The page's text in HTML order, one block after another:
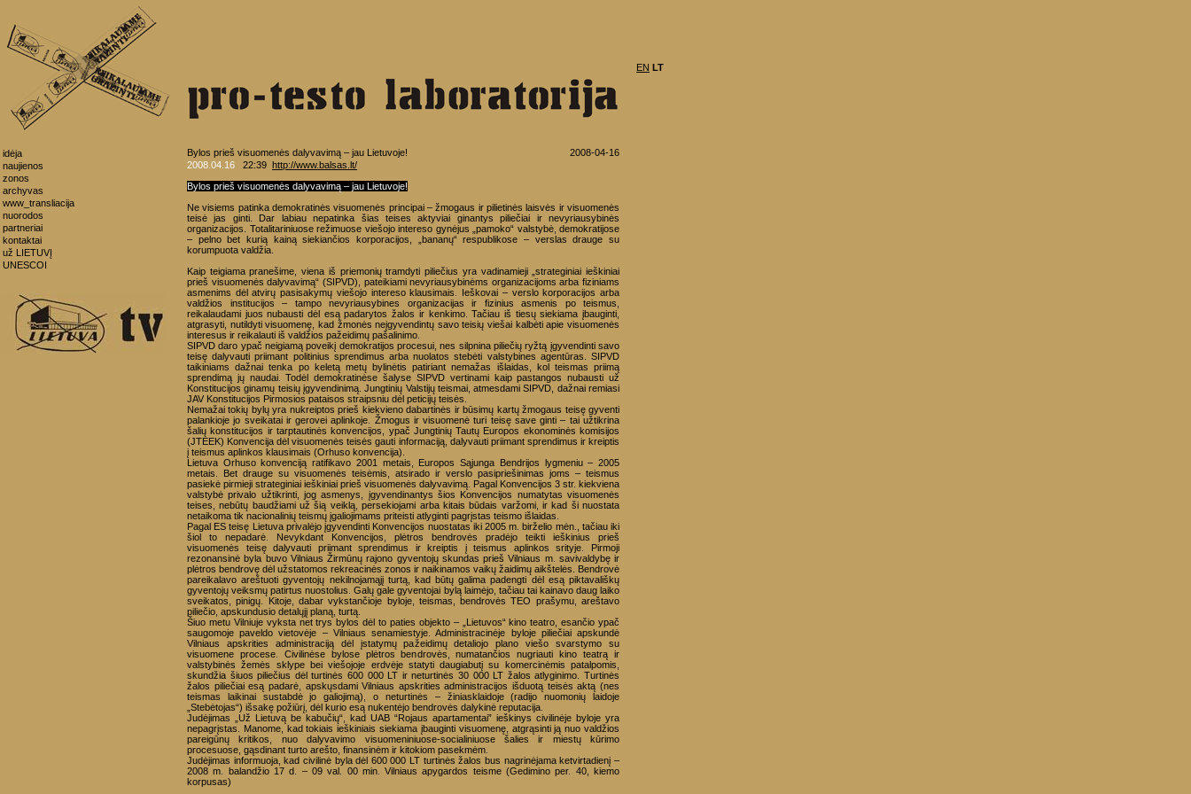
EN LT
idėja
naujienos
zonos
archyvas
www_transliacija
nuorodos
partneriai
kontaktai
už LIETUVĮ
UNESCOI
Bylos prieš visuomenės dalyvavimą – jau Lietuvoje!
2008-04-16
2008.04.16 22:39 http://www.balsas.lt/
Bylos prieš visuomenės dalyvavimą – jau Lietuvoje!
Ne visiems patinka demokratinės visuomenės principai – žmogaus ir pilietinės laisvės ir visuomenės
teisė jas ginti. Dar labiau nepatinka šias teises aktyviai ginantys piliečiai ir nevyriausybinės
organizacijos. Totalitariniuose režimuose viešojo intereso gynėjus „pamoko“ valstybė, demokratijose
– pelno bet kurią kainą siekiančios korporacijos, „bananų“ respublikose – verslas drauge su
korumpuota valdžia.
Kaip teigiama pranešime, viena iš priemonių tramdyti piliečius yra vadinamieji „strateginiai ieškiniai
prieš visuomenės dalyvavimą“ (SIPVD), pateikiami nevyriausybinėms organizacijoms arba fiziniams
asmenims dėl atvirų pasisakymų viešojo intereso klausimais. Ieškovai – verslo korporacijos arba
valdžios institucijos – tampo nevyriausybines organizacijas ir fizinius asmenis po teismus,
reikalaudami juos nubausti dėl esą padarytos žalos ir kenkimo. Tačiau iš tiesų siekiama įbauginti,
atgrasyti, nutildyti visuomenę, kad žmonės neįgyvendintų savo teisių viešai kalbėti apie visuomenės
interesus ir reikalauti iš valdžios pažeidimų pašalinimo.
SIPVD daro ypač neigiamą poveikį demokratijos procesui, nes silpnina piliečių ryžtą įgyvendinti savo
teisę dalyvauti priimant politinius sprendimus arba nuolatos stebėti valstybines agentūras. SIPVD
taikiniams dažnai tenka po keletą metų bylinėtis patiriant nemažas išlaidas, kol teismas priimą
sprendimą jų naudai. Todėl demokratinėse šalyse SIPVD vertinami kaip pastangos nubausti už
Konstitucijos ginamų teisių įgyvendinimą. Jungtinių Valstijų teismai, atmesdami SIPVD, dažnai remiasi
JAV Konstitucijos Pirmosios pataisos straipsniu dėl peticijų teisės.
Nemažai tokių bylų yra nukreiptos prieš kiekvieno dabartinės ir būsimų kartų žmogaus teisę gyventi
palankioje jo sveikatai ir gerovei aplinkoje. Žmogus ir visuomenė turi teisę save ginti – tai užtikrina
šalių konstitucijos ir tarptautinės konvencijos, ypač Jungtinių Tautų Europos ekonominės komisijos
(JTEEK) Konvencija dėl visuomenės teisės gauti informaciją, dalyvauti priimant sprendimus ir kreiptis
į teismus aplinkos klausimais (Orhuso konvencija).
Lietuva Orhuso konvenciją ratifikavo 2001 metais, Europos Sąjunga Bendrijos lygmeniu – 2005
metais. Bet drauge su visuomenės teisėmis, atsirado ir verslo pasipriešinimas joms – teismus
pasiekė pirmieji strateginiai ieškiniai prieš visuomenės dalyvavimą. Pagal Konvencijos 3 str. kiekviena
valstybė privalo užtikrinti, jog asmenys, įgyvendinantys šios Konvencijos numatytas visuomenės
teises, nebūtų baudžiami už šią veiklą, persekiojami arba kitais būdais varžomi, ir kad ši nuostata
netaikoma tik nacionalinių teismų įgaliojimams priteisti atlyginti pagrįstas teismo išlaidas.
Pagal ES teisę Lietuva privalėjo įgyvendinti Konvencijos nuostatas iki 2005 m. birželio mėn., tačiau iki
šiol to nepadarė. Nevykdant Konvencijos, plėtros bendrovės pradėjo teikti ieškinius prieš
visuomenės teisę dalyvauti priimant sprendimus ir kreiptis į teismus aplinkos srityje. Pirmoji
rezonansinė byla buvo Vilniaus Žirmūnų rajono gyventojų skundas prieš Vilniaus m. savivaldybę ir
plėtros bendrovę dėl užstatomos rekreacinės zonos ir naikinamos vaikų žaidimų aikštelės. Bendrovė
pareikalavo areštuoti gyventojų nekilnojamąjį turtą, kad būtų galima padengti dėl esą piktavališkų
gyventojų veiksmų patirtus nuostolius. Galų gale gyventojai bylą laimėjo, tačiau tai kainavo daug laiko
sveikatos, pinigų. Kitoje, dabar vykstančioje byloje, teismas, bendrovės TEO prašymu, areštavo
piliečio, apskundusio detalųjį planą, turtą.
Šiuo metu Vilniuje vyksta net trys bylos dėl to paties objekto – „Lietuvos“ kino teatro, esančio ypač
saugomoje paveldo vietovėje – Vilniaus senamiestyje. Administracinėje byloje piliečiai apskundė
Vilniaus apskrities administraciją dėl įstatymų pažeidimų detaliojo plano viešo svarstymo su
visuomene procese. Civilinėse bylose plėtros bendrovės, numatančios nugriauti kino teatrą ir
valstybinės žemės sklype bei viešojoje erdvėje statyti daugiabutį su komercinėmis patalpomis,
skundžia šiuos piliečius dėl turtinės 600 000 LT ir neturtinės 30 000 LT žalos atlyginimo. Turtinės
žalos piliečiai esą padarė, apskųsdami Vilniaus apskrities administracijos išduotą teisės aktą (nes
teismas laikinai sustabdė jo galiojimą), o neturtinės – žiniasklaidoje (radijo nuomonių laidoje
„Stebėtojas“) išsakę požiūrį, dėl kurio esą nukentėjo bendrovės dalykinė reputacija.
Judėjimas „Už Lietuvą be kabučių“, kad UAB “Rojaus apartamentai” ieškinys civilinėje byloje yra
nepagrįstas. Manome, kad tokiais ieškiniais siekiama įbauginti visuomenę, atgrąsinti ją nuo valdžios
pareigūnų kritikos, nuo dalyvavimo visuomeniniuose-socialiniuose šalies ir miestų kūrimo
procesuose, gąsdinant turto arešto, finansinėm ir kitokiom pasekmėm.
Judėjimas informuoja, kad civilinė byla dėl 600 000 LT turtinės žalos bus nagrinėjama ketvirtadienį –
2008 m. balandžio 17 d. – 09 val. 00 min. Vilniaus apygardos teisme (Gedimino per. 40, kiemo
korpusas)